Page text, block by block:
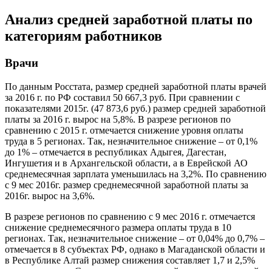
Анализ средней заработной платы по
категориям работников
Врачи
По данным Росстата, размер средней заработной платы врачей
за 2016 г. по РФ составил 50 667,3 руб. При сравнении с
показателями 2015г. (47 873,6 руб.) размер средней заработной
платы за 2016 г. вырос на 5,8%. В разрезе регионов по
сравнению с 2015 г. отмечается снижение уровня оплаты
труда в 5 регионах. Так, незначительное снижение – от 0,1%
до 1% – отмечается в республиках Адыгея, Дагестан,
Ингушетия и в Архангельской области, а в Еврейской АО
среднемесячная зарплата уменьшилась на 3,2%. По сравнению
с 9 мес 2016г. размер среднемесячной заработной платы за
2016г. вырос на 3,6%.
В разрезе регионов по сравнению с 9 мес 2016 г. отмечается
снижение среднемесячного размера оплаты труда в 10
регионах. Так, незначительное снижение – от 0,04% до 0,7% –
отмечается в 8 субъектах РФ, однако в Магаданской области и
в Республике Алтай размер снижения составляет 1,7 и 2,5%